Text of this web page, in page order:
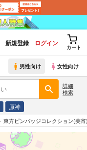
新規登録 ログイン
カート
男性向け 女性向け
詳細
検索
原神
東方ピンバッジコレクション(美